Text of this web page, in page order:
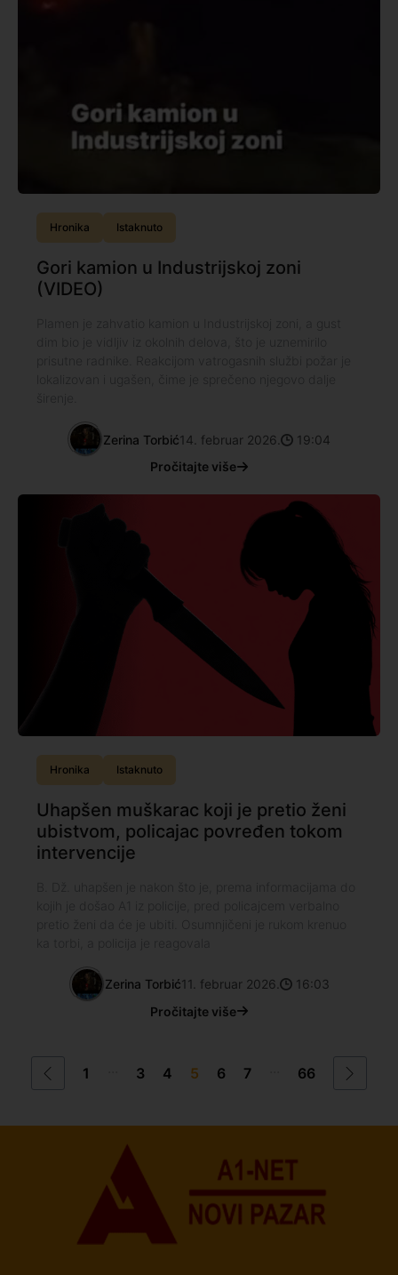
Hronika Istaknuto
Gori kamion u Industrijskoj zoni
(VIDEO)
Zerina Torbić14. februar 2026.
19:04
Pročitajte više
Hronika Istaknuto
Uhapšen muškarac koji je pretio ženi
ubistvom, policajac povređen tokom
intervencije
Zerina Torbić11. februar 2026.
16:03
Pročitajte više
1 3 4 5 6 7 66